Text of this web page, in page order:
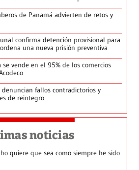
de Panamá advierten de retos y
confirma detención provisional para
una nueva prisión preventiva
se vende en el 95% de los comercios
denuncian fallos contradictorios y
de reintegro
noticias
quiere que sea como siempre he sido